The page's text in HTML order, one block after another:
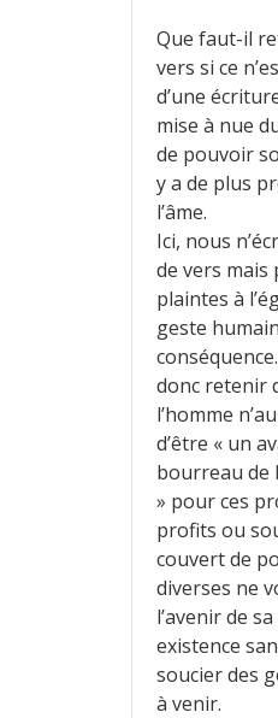
Que faut-il
vers si ce
d’une
mise à nue
de pouvoir
y a de plus
l’âme.
Ici, nous
de vers mais
plaintes à
geste
donc retenir
l’homme
d’être « un
bourreau de
» pour ces
profits ou
couvert de
diverses ne
l’avenir de
existence
soucier des
à venir.